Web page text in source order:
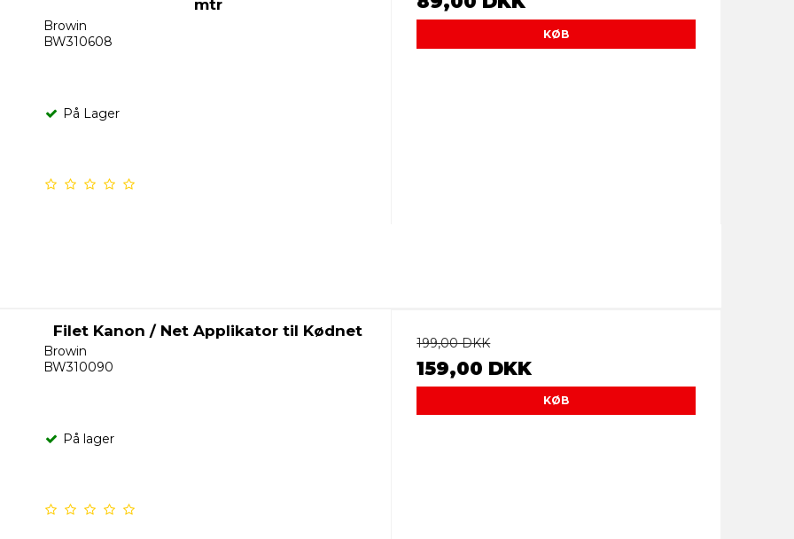
mtr
Browin
BW310608
På Lager
KØB
Filet Kanon / Net Applikator til Kødnet
Browin
BW310090
På lager
199,00 DKK
159,00 DKK
KØB